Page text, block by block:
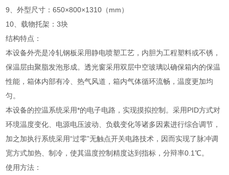
9、外型尺寸：650×800×1310（mm）
10、载物托架：3块
结构特点：
本设备外壳是冷轧钢板采用静电喷塑工艺，内胆为工程塑料或不锈，
保温层由聚脂发泡形成。透光窗采用双层中空玻璃以确保箱内的保温
性能，箱体内部有冷、热气风道，箱内气体循环流畅，温度更加均
匀。
本设备的控温系统采用*的电子电路，实现摸拟控制。采用PID方式对
环境温度变化、电源电压波动、负载变化等诸多因素进行综合调节，
加之加执行系统采用“过零”无触点开关电路技术，因而实现了脉冲调
宽方式加热、制冷，使其温度控制精度达到指标，分辩率0.1℃。
使用方法：